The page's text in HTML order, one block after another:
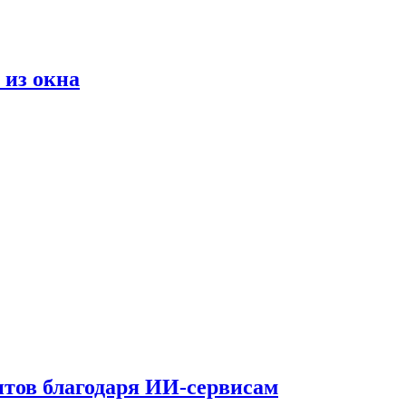
окна
благодаря ИИ-сервисам